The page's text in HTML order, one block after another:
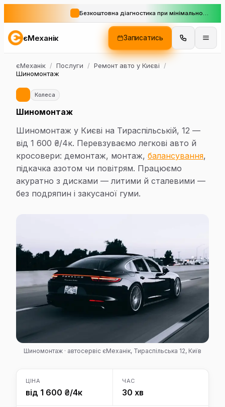
Безкоштовна діагностика при мінімальному замовленні
єМеханік Записатись
єМеханік / Послуги / Ремонт авто у Києві
/
Шиномонтаж
Колеса
Шиномонтаж
Шиномонтаж у Києві на Тираспільській, 12 —
від 1 600 ₴/4к. Перевзуваємо легкові авто й
кросовери: демонтаж, монтаж, балансування,
підкачка азотом чи повітрям. Працюємо
акуратно з дисками — литими й сталевими —
без подряпин і закусаної гуми.
Шиномонтаж · автосервіс єМеханік, Тираспільська 12, Київ
ЦІНА
від 1 600 ₴/4к
ЧАС
30 хв